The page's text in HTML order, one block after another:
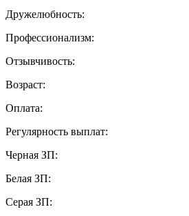
Дружелюбность:
Профессионализм:
Отзывчивость:
Возраст:
Оплата:
Регулярность выплат:
Черная ЗП:
Белая ЗП:
Серая ЗП: